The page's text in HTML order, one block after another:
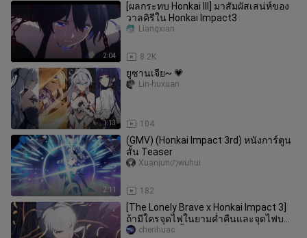
2:04
[ผลกระทบ Honkai III] มาสัมผัสเสน่ห์ของ
วาลคิรีใน Honkai Impact3
8.2K
Liangxian
1:13
ยูซานเจีย~ 💗
104
Lin-huxuan
2:11
(GMV) (Honkai Impact 3rd) หนังการ์ตูน
สั้น Teaser
182
Xuanjunのwuhui
[The Lonely Brave x Honkai Impact 3]
ถ้ามีใครจุดไฟในยามค่ำคืนและจุดไฟบน
ท้องฟ้า คนๆ นั้นจะต้องเป็นผู้
chenhuac